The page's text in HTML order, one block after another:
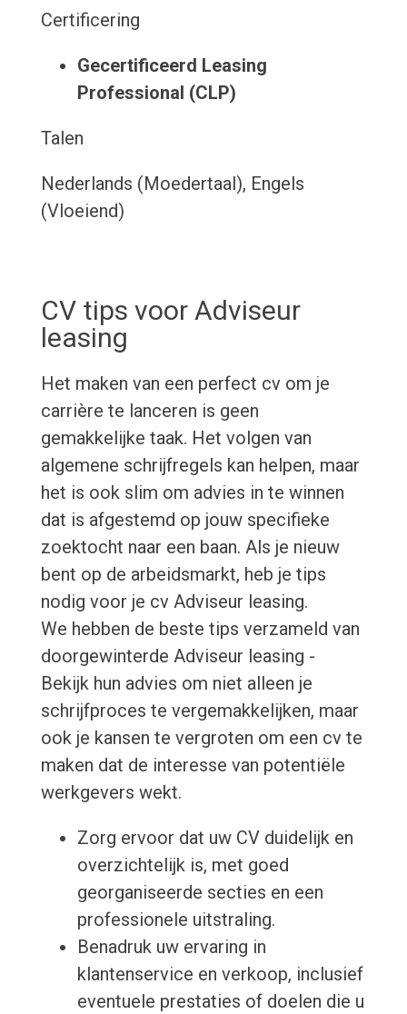
Certificering
Gecertificeerd Leasing
Professional (CLP)
Talen
Nederlands (Moedertaal), Engels
(Vloeiend)
CV tips voor Adviseur
leasing
Het maken van een perfect cv om je
carrière te lanceren is geen
gemakkelijke taak. Het volgen van
algemene schrijfregels kan helpen, maar
het is ook slim om advies in te winnen
dat is afgestemd op jouw specifieke
zoektocht naar een baan. Als je nieuw
bent op de arbeidsmarkt, heb je tips
nodig voor je cv Adviseur leasing.
We hebben de beste tips verzameld van
doorgewinterde Adviseur leasing -
Bekijk hun advies om niet alleen je
schrijfproces te vergemakkelijken, maar
ook je kansen te vergroten om een cv te
maken dat de interesse van potentiële
werkgevers wekt.
Zorg ervoor dat uw CV duidelijk en
overzichtelijk is, met goed
georganiseerde secties en een
professionele uitstraling.
Benadruk uw ervaring in
klantenservice en verkoop, inclusief
eventuele prestaties of doelen die u